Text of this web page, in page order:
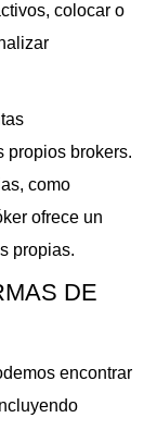
colocar o
propios brokers.
como
ofrece un
propias.
DE
encontrar